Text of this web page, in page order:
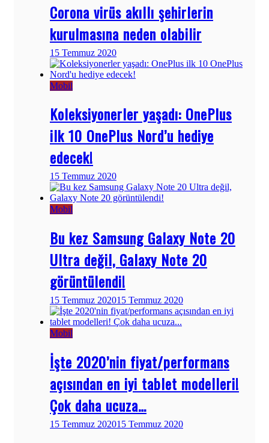
Corona virüs akıllı şehirlerin
kurulmasına neden olabilir
15 Temmuz 2020
Mobil
Koleksiyonerler yaşadı: OnePlus
ilk 10 OnePlus Nord’u hediye
edecek!
15 Temmuz 2020
Mobil
Bu kez Samsung Galaxy Note 20
Ultra değil, Galaxy Note 20
görüntülendi!
15 Temmuz 202015 Temmuz 2020
Mobil
İşte 2020’nin fiyat/performans
açısından en iyi tablet modelleri!
Çok daha ucuza…
15 Temmuz 202015 Temmuz 2020